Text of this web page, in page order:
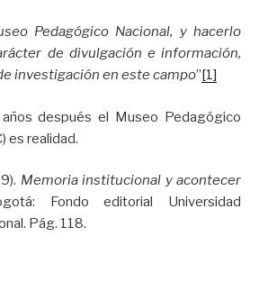
Pedagógico Nacional, y hacerlo
de divulgación e información,
investigación en este campo” [1]
después el Museo Pedagógico
es realidad.
Memoria institucional y acontecer
Fondo editorial Universidad
Pág. 118.